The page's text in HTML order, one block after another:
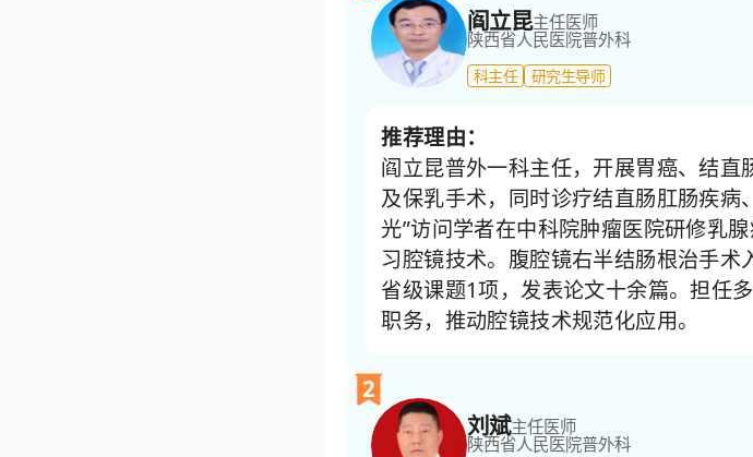
阎立昆主任医师
陕西省人民医院普外科
科主任 研究生导师
推荐理由：
阎立昆普外一科主任，开展胃癌、结
及保乳手术，同时诊疗结直肠肛肠疾病
光”访问学者在中科院肿瘤医院研修乳
习腔镜技术。腹腔镜右半结肠根治手术
省级课题1项，发表论文十余篇。担任
职务，推动腔镜技术规范化应用。
2
刘斌主任医师
陕西省人民医院普外科